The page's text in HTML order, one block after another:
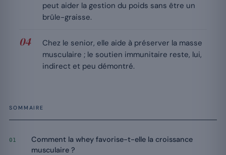
peut aider la gestion du poids sans être un
brûle-graisse.
Chez le senior, elle aide à préserver la masse
musculaire ; le soutien immunitaire reste, lui,
indirect et peu démontré.
SOMMAIRE
01
Comment la whey favorise-t-elle la croissance
musculaire ?